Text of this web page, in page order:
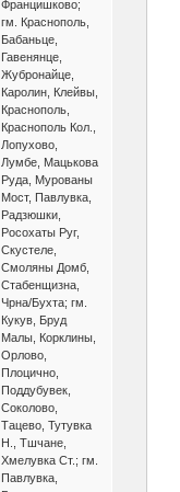
Францишково;
гм. Краснополь,
Бабаньце,
Гавенянце,
Жубронайце,
Каролин, Клейвы,
Краснополь,
Краснополь Кол.,
Лопухово,
Лумбе, Мацькова
Руда, Мурованы
Мост, Павлувка,
Радзюшки,
Росохаты Руг,
Скустеле,
Смоляны Домб,
Стабенщизна,
Чрна/Бухта; гм.
Кукув, Бруд
Малы, Корклины,
Орлово,
Плоцично,
Поддубувек,
Соколово,
Тацево, Тутувка
Н., Тшчане,
Хмелувка Ст.; гм.
Павлувка,